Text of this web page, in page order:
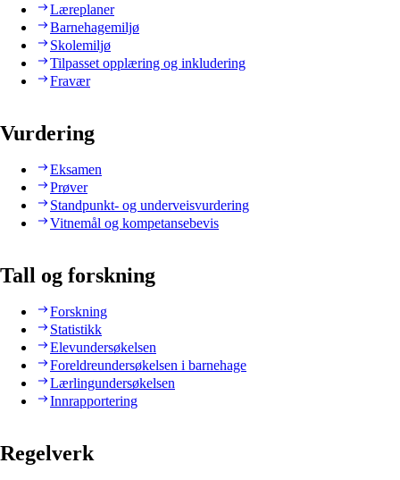
Læreplaner
Barnehagemiljø
Skolemiljø
Tilpasset opplæring og inkludering
Fravær
Vurdering
Eksamen
Prøver
Standpunkt- og underveisvurdering
Vitnemål og kompetansebevis
Tall og forskning
Forskning
Statistikk
Elevundersøkelsen
Foreldreundersøkelsen i barnehage
Lærlingundersøkelsen
Innrapportering
Regelverk